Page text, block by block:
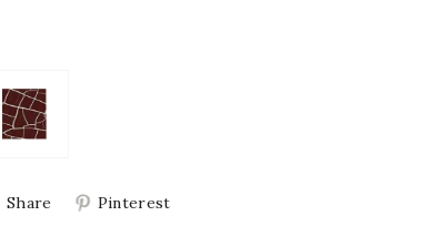
Share Pinterest